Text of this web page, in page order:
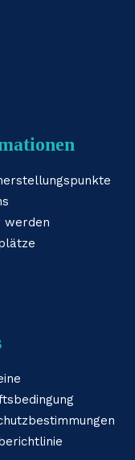
werden